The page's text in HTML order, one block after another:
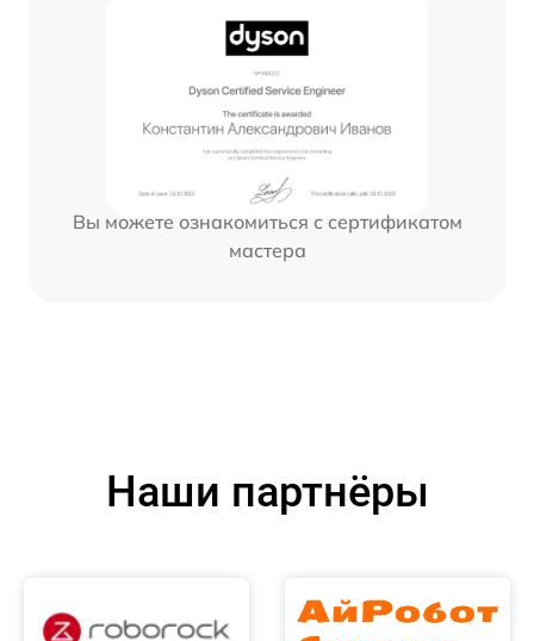
Вы можете ознакомиться с сертификатом
мастера
Наши партнёры